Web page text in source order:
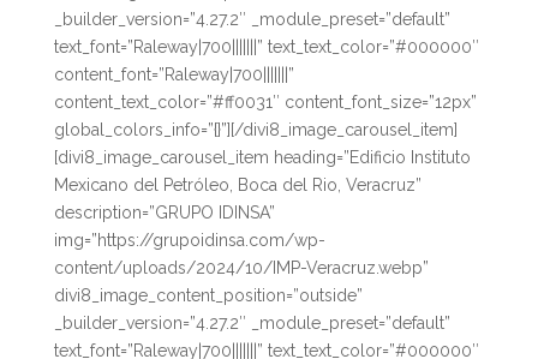
_builder_version=”4.27.2″ _module_preset=”default”
text_font=”Raleway|700|||||||” text_text_color=”#000000″
content_font=”Raleway|700|||||||”
content_text_color=”#ff0031″ content_font_size=”12px”
global_colors_info=”{}”][/divi8_image_carousel_item]
[divi8_image_carousel_item heading=”Edificio Instituto
Mexicano del Petróleo, Boca del Rio, Veracruz”
description=”GRUPO IDINSA”
img=”https://grupoidinsa.com/wp-
content/uploads/2024/10/IMP-Veracruz.webp”
divi8_image_content_position=”outside”
_builder_version=”4.27.2″ _module_preset=”default”
text_font=”Raleway|700|||||||” text_text_color=”#000000″